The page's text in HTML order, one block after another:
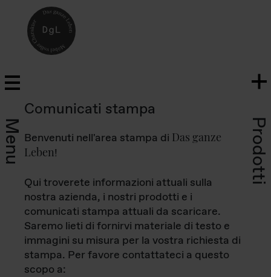
Menu Prodotti
Comunicati stampa
Benvenuti nell'area stampa di Das ganze
Leben!
Qui troverete informazioni attuali sulla
nostra azienda, i nostri prodotti e i
comunicati stampa attuali da scaricare.
Saremo lieti di fornirvi materiale di testo e
immagini su misura per la vostra richiesta di
stampa. Per favore contattateci a questo
scopo a: